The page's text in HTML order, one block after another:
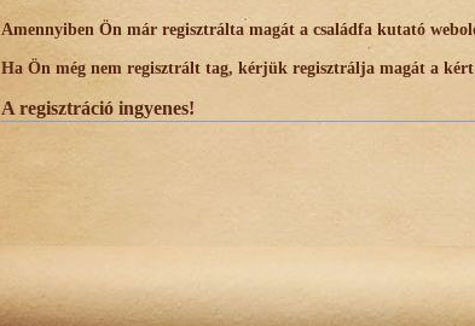
Amennyiben Ön már regisztrálta magát a családfa kutató
Ha Ön még nem regisztrált tag, kérjük regisztrálja magát a
A regisztráció ingyenes!